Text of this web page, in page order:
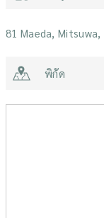
81 Maeda,
พิกัด